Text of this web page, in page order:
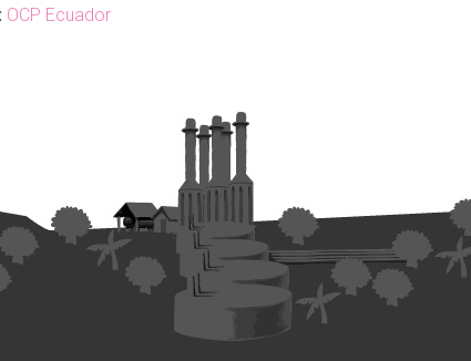
OCP Ecuador